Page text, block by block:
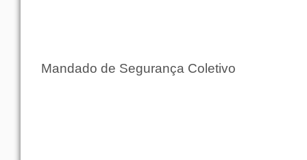
Mandado de Segurança Coletivo